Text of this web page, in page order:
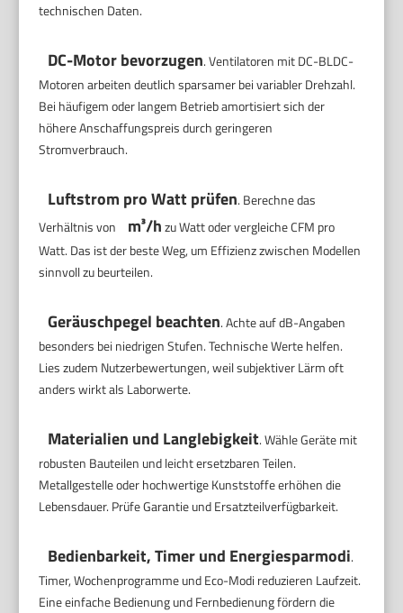
technischen Daten.
DC-Motor bevorzugen. Ventilatoren mit DC-BLDC-
Motoren arbeiten deutlich sparsamer bei variabler Drehzahl.
Bei häufigem oder langem Betrieb amortisiert sich der
höhere Anschaffungspreis durch geringeren
Stromverbrauch.
Luftstrom pro Watt prüfen. Berechne das
Verhältnis von
m³/hzu Watt oder vergleiche CFM pro
Watt. Das ist der beste Weg, um Effizienz zwischen Modellen
sinnvoll zu beurteilen.
Geräuschpegel beachten. Achte auf dB-Angaben
besonders bei niedrigen Stufen. Technische Werte helfen.
Lies zudem Nutzerbewertungen, weil subjektiver Lärm oft
anders wirkt als Laborwerte.
Materialien und Langlebigkeit. Wähle Geräte mit
robusten Bauteilen und leicht ersetzbaren Teilen.
Metallgestelle oder hochwertige Kunststoffe erhöhen die
Lebensdauer. Prüfe Garantie und Ersatzteilverfügbarkeit.
Bedienbarkeit, Timer und Energiesparmodi.
Timer, Wochenprogramme und Eco-Modi reduzieren Laufzeit.
Eine einfache Bedienung und Fernbedienung fördern die